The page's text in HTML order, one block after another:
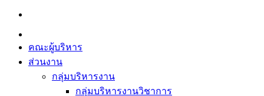
Skip
content
คณะผู้บริหาร
ส่วนงาน
กลุ่มบริหารงาน
กลุ่มบริหารงานวิชาการ